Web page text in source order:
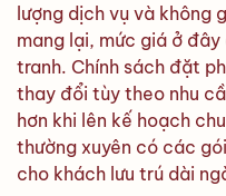
lượng dịch vụ và không
mang lại, mức giá ở
tranh. Chính sách đặt
thay đổi tùy theo nhu
hơn khi lên kế hoạch
thường xuyên có các
cho khách lưu trú dài